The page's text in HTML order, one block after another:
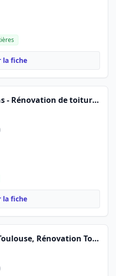
la fiche
Les Couvreurs Occitans - Rénovation de toiture et Installations photovoltaïques à Toulouse
la fiche
JN Toiture : Couvreur Toulouse, Rénovation Toiture Toulouse, Urgence Toiture Toulouse